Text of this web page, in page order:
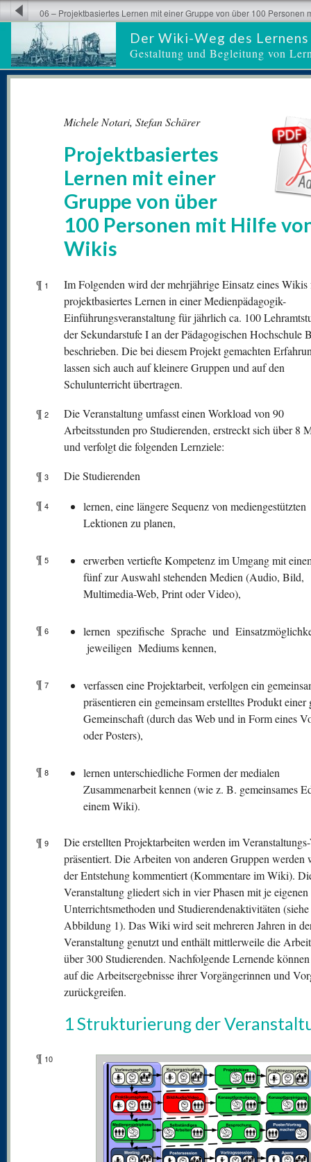
Der Wiki-Weg des Lernens
Gestaltung und Begleitung von
06 – Projektbasiertes Lernen mit einer Gruppe von über 100 Personen
Michele Notari, Stefan Schärer
Projektbasiertes
Lernen mit einer
Gruppe von über
100 Personen mit Hilfe
Wikis
¶ 1
Im Folgenden wird der mehrjährige Einsatz eines Wikis
projektbasiertes Lernen in einer Medienpädagogik-
Einführungsveranstaltung für jährlich ca. 100
der Sekundarstufe I an der Pädagogischen Hochschule
beschrieben. Die bei diesem Projekt gemachten
lassen sich auch auf kleinere Gruppen und auf den
Schulunterricht übertragen.
¶ 2
Die Veranstaltung umfasst einen Workload von 90
Arbeitsstunden pro Studierenden, erstreckt sich über 8
und verfolgt die folgenden Lernziele:
¶ 3
Die Studierenden
¶ 4
lernen, eine längere Sequenz von mediengestützten
Lektionen zu planen,
¶ 5
erwerben vertiefte Kompetenz im Umgang mit
fünf zur Auswahl stehenden Medien (Audio, Bild,
Multimedia-Web, Print oder Video),
¶ 6
lernen spezifische Sprache und
jeweiligen Mediums kennen,
¶ 7
verfassen eine Projektarbeit, verfolgen ein
präsentieren ein gemeinsam erstelltes Produkt einer
Gemeinschaft (durch das Web und in Form eines
oder Posters),
¶ 8
lernen unterschiedliche Formen der medialen
Zusammenarbeit kennen (wie z. B. gemeinsames
einem Wiki).
¶ 9
Die erstellten Projektarbeiten werden im
präsentiert. Die Arbeiten von anderen Gruppen werden
der Entstehung kommentiert (Kommentare im Wiki).
Veranstaltung gliedert sich in vier Phasen mit je eigenen
Unterrichtsmethoden und Studierendenaktivitäten (siehe
Abbildung 1). Das Wiki wird seit mehreren Jahren in
Veranstaltung genutzt und enthält mittlerweile die
über 300 Studierenden. Nachfolgende Lernende
auf die Arbeitsergebnisse ihrer Vorgängerinnen und
zurückgreifen.
1 Strukturierung der
¶ 10